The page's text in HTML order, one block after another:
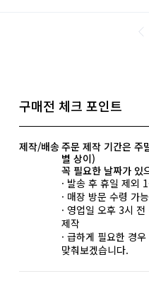
구매전 체크 포인트
제작/배송주문 제작 기간은 주
별 상이)
꼭 필요한 날짜가 있
· 발송 후 휴일 제외
· 매장 방문 수령 가
· 영업일 오후 3시
제작
· 급하게 필요한 경
맞춰보겠습니다.